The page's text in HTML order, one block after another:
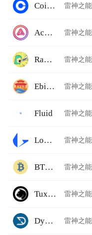
Coinbase Pro
Acala Swap
Rawr Trade
Ebisu's Bay
Fluid
Loopring
BTCTradeUA
TuxExchange
Dystopia